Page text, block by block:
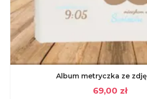
Album metryczka ze
69,00 zł